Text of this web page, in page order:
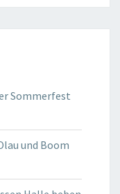
Sommerfest
und Boom